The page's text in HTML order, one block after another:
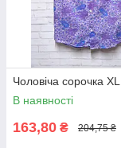
Чоловіча сорочка XL
В наявності
163,80 ₴ 204,75 ₴